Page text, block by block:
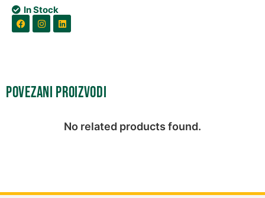
In Stock
Povezani proizvodi
No related products found.